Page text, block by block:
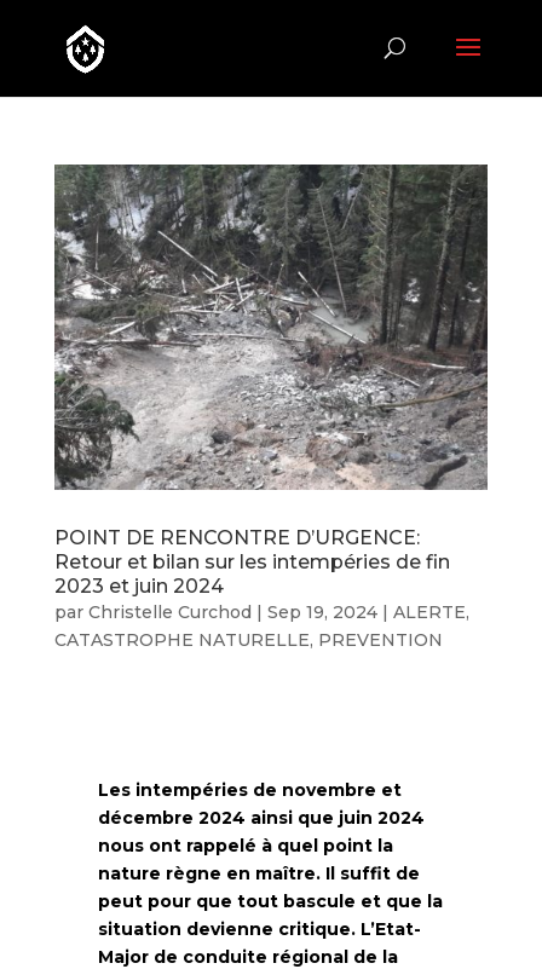
POINT DE RENCONTRE D’URGENCE:
Retour et bilan sur les intempéries de fin
2023 et juin 2024
par Christelle Curchod | Sep 19, 2024| ALERTE,
CATASTROPHE NATURELLE, PREVENTION
Les intempéries de novembre et
décembre 2024 ainsi que juin 2024
nous ont rappelé à quel point la
nature règne en maître. Il suffit de
peut pour que tout bascule et que la
situation devienne critique. L’Etat-
Major de conduite régional de la